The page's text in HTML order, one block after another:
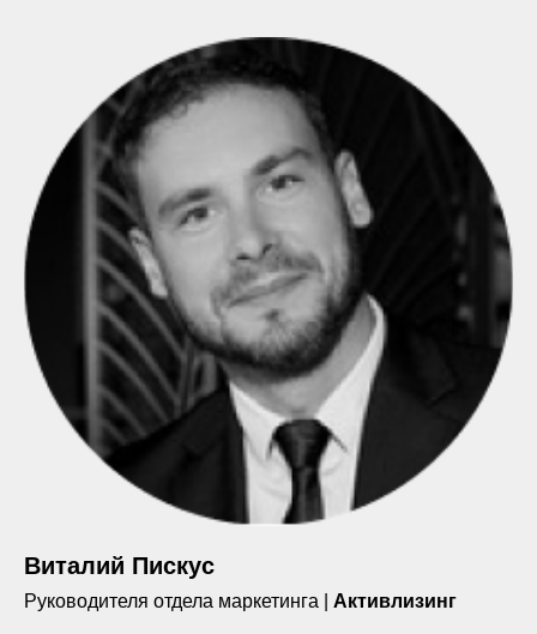
Виталий Пискус
Руководителя отдела маркетинга | Активлизинг